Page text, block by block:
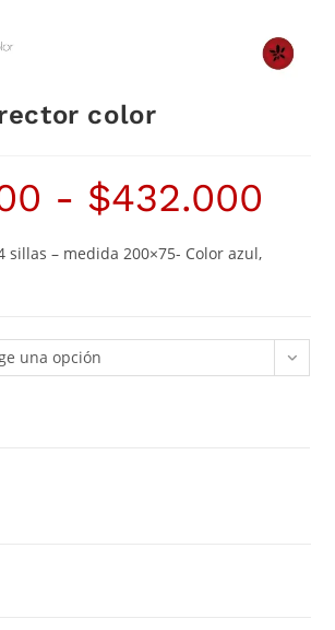
color
- $432.000
sillas – medida 200×75- Color azul,
una opción